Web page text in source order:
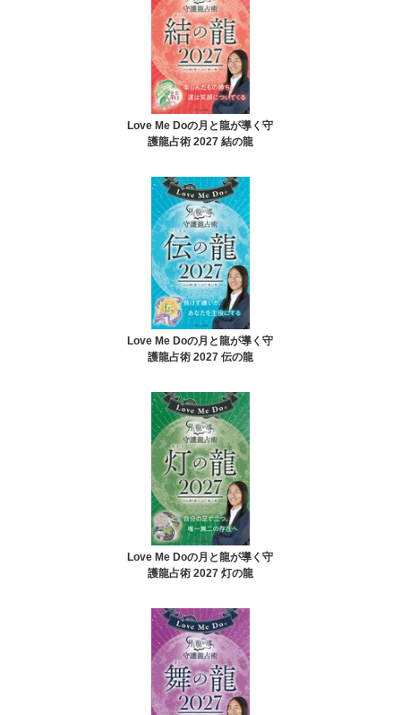
Love Me Doの月と龍が導く守
護龍占術 2027 結の龍
Love Me Doの月と龍が導く守
護龍占術 2027 伝の龍
Love Me Doの月と龍が導く守
護龍占術 2027 灯の龍